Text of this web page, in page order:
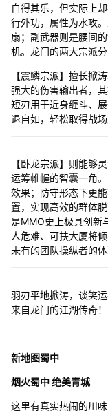
自得其乐，但实际上
行外功，属性为水攻
扇；副武器则是腰间
机。龙门的两大宗派分
【震鳞宗派】擅长掀
强大的伤害输出者，
短刃用于近身缠斗、
退自如，轻松取得战场
【卧龙宗派】则能够
运筹帷幄的智囊一角
效果；防守形态下更
置，实现高效的群体
是MMO史上极具创新
人危难、可扶大厦将
未有的团队操纵者的体
羽刃平地掀涛，谈笑
来自龙门的江湖传奇！
新地图蜀中
烟火蜀中 绝美青城
这里有真实热闹的川